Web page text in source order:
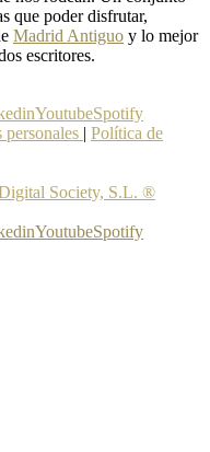
que poder disfrutar,
Madrid Antiguo y lo mejor
escritores.
YoutubeSpotify
| Política de
Society, S.L. ®
YoutubeSpotify